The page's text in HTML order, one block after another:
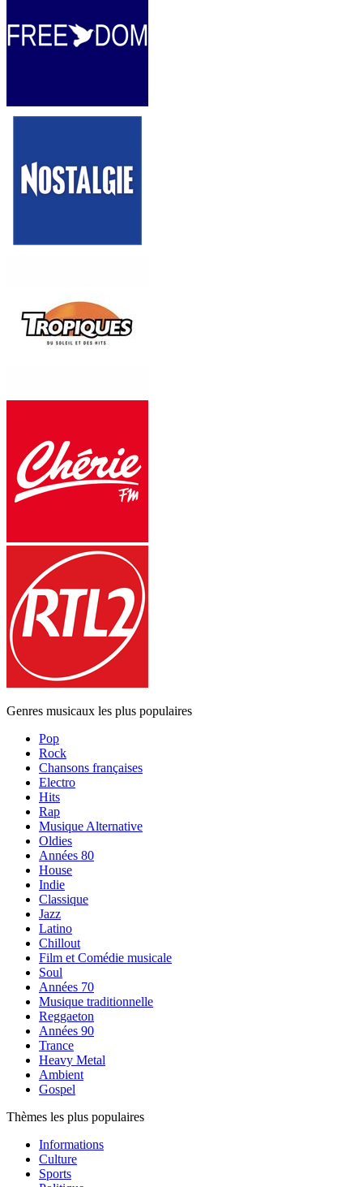
Genres musicaux les plus populaires
Pop
Rock
Chansons françaises
Electro
Hits
Rap
Musique Alternative
Oldies
Années 80
House
Indie
Classique
Jazz
Latino
Chillout
Film et Comédie musicale
Soul
Années 70
Musique traditionnelle
Reggaeton
Années 90
Trance
Heavy Metal
Ambient
Gospel
Thèmes les plus populaires
Informations
Culture
Sports